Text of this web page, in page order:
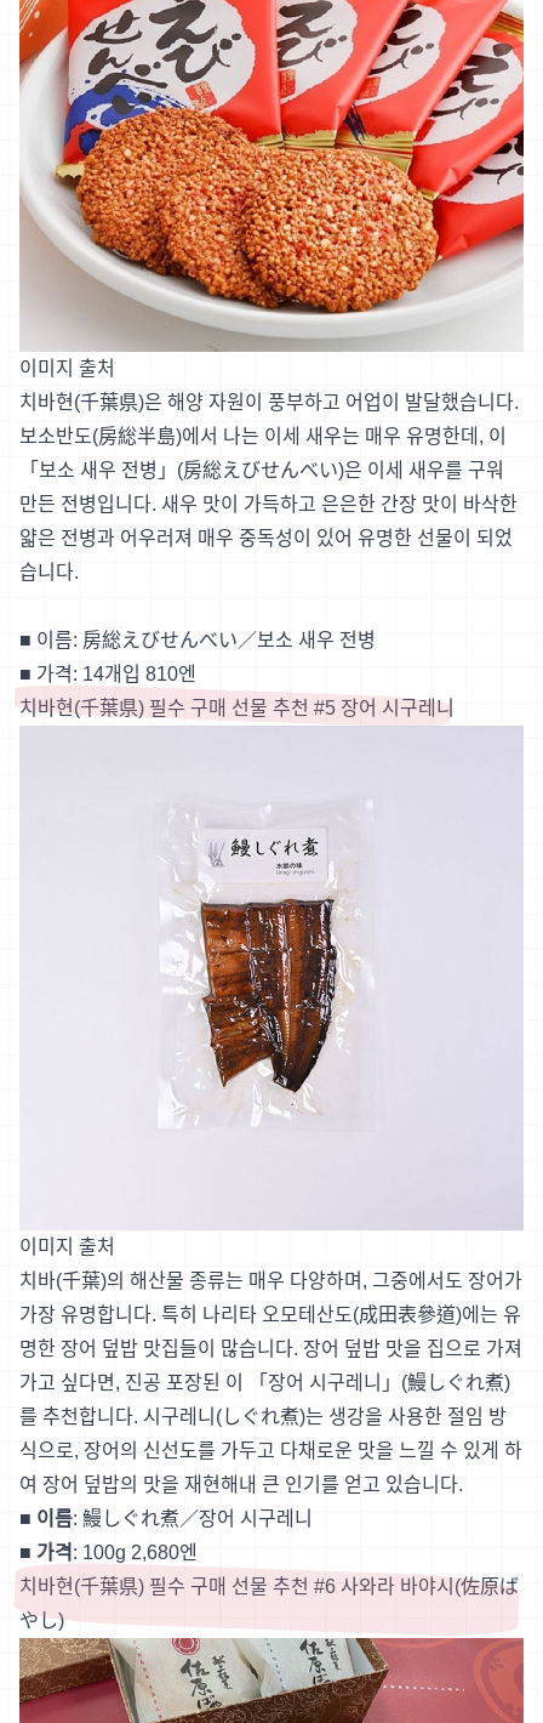
이미지 출처
치바현(千葉県)은 해양 자원이 풍부하고 어업이 발달했습니다.
보소반도(房総半島)에서 나는 이세 새우는 매우 유명한데, 이
「보소 새우 전병」(房総えびせんべい)은 이세 새우를 구워
만든 전병입니다. 새우 맛이 가득하고 은은한 간장 맛이 바삭한
얇은 전병과 어우러져 매우 중독성이 있어 유명한 선물이 되었
습니다.
■ 이름: 房総えびせんべい／보소 새우 전병
■ 가격: 14개입 810엔
치바현(千葉県) 필수 구매 선물 추천 #5 장어 시구레니
이미지 출처
치바(千葉)의 해산물 종류는 매우 다양하며, 그중에서도 장어가
가장 유명합니다. 특히 나리타 오모테산도(成田表參道)에는 유
명한 장어 덮밥 맛집들이 많습니다. 장어 덮밥 맛을 집으로 가져
가고 싶다면, 진공 포장된 이 「장어 시구레니」(鰻しぐれ煮)
를 추천합니다. 시구레니(しぐれ煮)는 생강을 사용한 절임 방
식으로, 장어의 신선도를 가두고 다채로운 맛을 느낄 수 있게 하
여 장어 덮밥의 맛을 재현해내 큰 인기를 얻고 있습니다.
■ 이름: 鰻しぐれ煮／장어 시구레니
■ 가격 : 100g 2,680엔
치바현(千葉県) 필수 구매 선물 추천 #6 사와라 바야시(佐原ば
やし)